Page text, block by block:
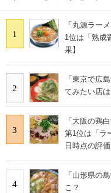
1
「丸源ラー
1位は「熟成
果】
2
「東京で広
てみたい店は
3
「大阪の鶏
第1位は「ラ
日時点の評
4
「山形県の
こ？